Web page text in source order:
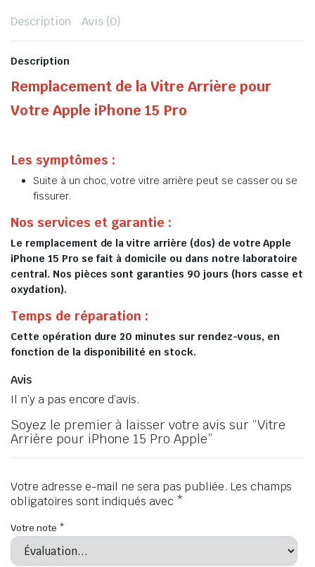
Description Avis (0)
Description
Remplacement de la Vitre Arrière pour
Votre Apple iPhone 15 Pro
Les symptômes :
Suite à un choc, votre vitre arrière peut se casser ou se
fissurer.
Nos services et garantie :
Le remplacement de la vitre arrière (dos) de votre Apple
iPhone 15 Pro se fait à domicile ou dans notre laboratoire
central. Nos pièces sont garanties 90 jours (hors casse et
oxydation).
Temps de réparation :
Cette opération dure 20 minutes sur rendez-vous, en
fonction de la disponibilité en stock.
Avis
Il n’y a pas encore d’avis.
Soyez le premier à laisser votre avis sur “Vitre
Arrière pour iPhone 15 Pro Apple”
Votre adresse e-mail ne sera pas publiée. Les champs
obligatoires sont indiqués avec *
Votre note *